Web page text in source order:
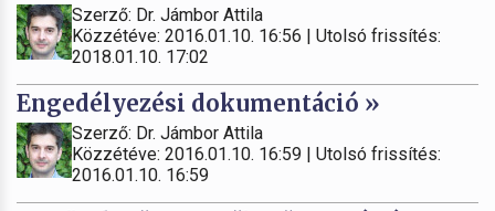
Szerző: Dr. Jámbor Attila
Közzétéve: 2016.01.10. 16:56 | Utolsó frissítés:
2018.01.10. 17:02
Engedélyezési dokumentáció »
Szerző: Dr. Jámbor Attila
Közzétéve: 2016.01.10. 16:59 | Utolsó frissítés:
2016.01.10. 16:59